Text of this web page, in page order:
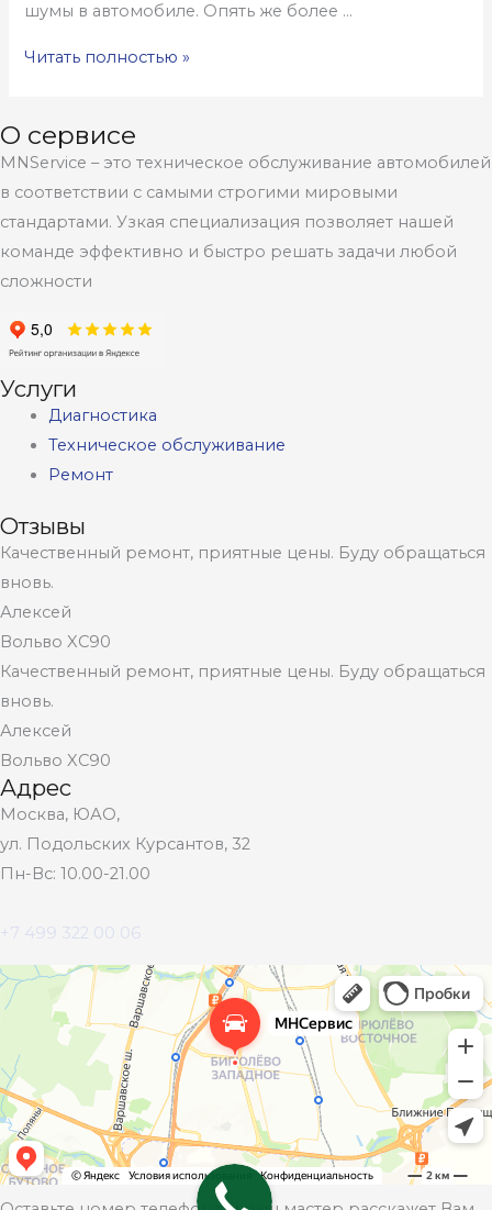
шумы в автомобиле. Опять же более …
Сайлентблоки
бы
сделать
диагностику
подвески
Вольво
Читать полностью »
О сервисе
MNService – это техническое обслуживание автомобилей
в соответствии с самыми строгими мировыми
стандартами. Узкая специализация позволяет нашей
команде эффективно и быстро решать задачи любой
сложности
Услуги
Диагностика
Техническое обслуживание
Ремонт
Отзывы
Качественный ремонт, приятные цены. Буду обращаться
вновь.
Алексей
Вольво XC90
Качественный ремонт, приятные цены. Буду обращаться
вновь.
Алексей
Вольво XC90
Адрес
Москва, ЮАО,
ул. Подольских Курсантов, 32
Пн-Вс: 10.00-21.00
+7 499 322 00 06